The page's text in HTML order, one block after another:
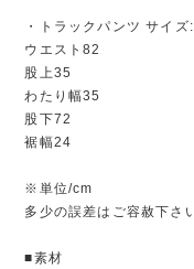
・トラックパンツ サイズ
ウエスト82
股上35
わたり幅35
股下72
裾幅24
※単位/cm
多少の誤差はご容赦下さ
■素材